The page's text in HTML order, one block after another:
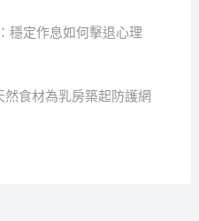
穩定作息如何擊退心理
食材為乳房築起防護網